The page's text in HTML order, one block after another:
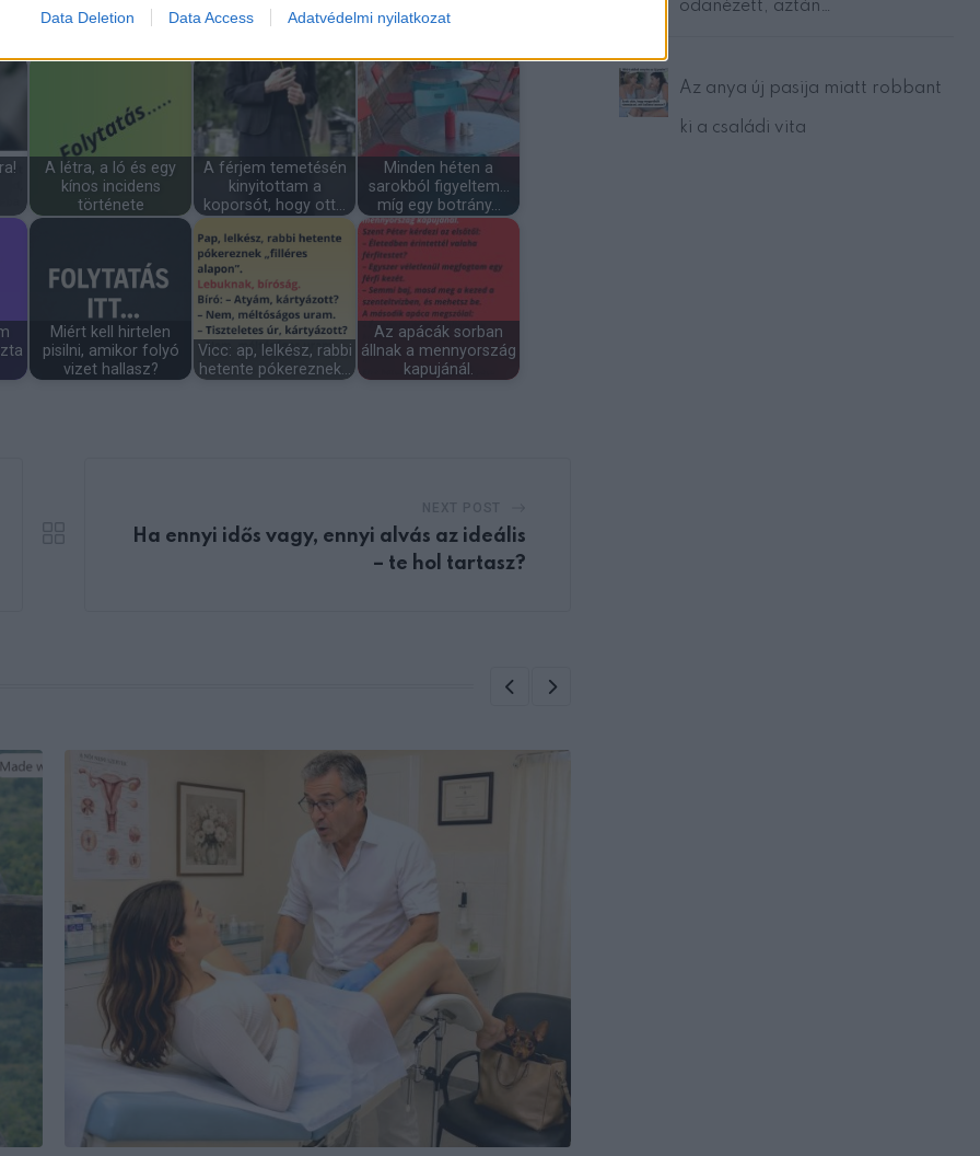
Data Deletion Data Access Adatvédelmi nyilatkozat
elmennek horgászni a
a luxusszalonban –
örökbe a kislányt egy
A létra, a ló és egy
kínos incidens
története
A férjem temetésén
kinyitottam a
koporsót, hogy ott…
Minden héten a
sarokból figyeltem…
míg egy botrány…
Miért kell hirtelen
pisilni, amikor folyó
vizet hallasz?
Vicc: ap, lelkész, rabbi
hetente pókereznek…
Az apácák sorban
állnak a mennyország
kapujánál.
Ha ennyi idős vagy, ennyi alvás az ideális
– te hol tartasz?
odanézett, aztán…
Az anya új pasija miatt robbant
ki a családi vita